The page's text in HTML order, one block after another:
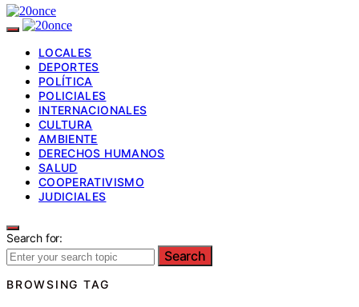
LOCALES
DEPORTES
POLÍTICA
POLICIALES
INTERNACIONALES
CULTURA
AMBIENTE
DERECHOS HUMANOS
SALUD
COOPERATIVISMO
JUDICIALES
Search for:
Search
BROWSING TAG